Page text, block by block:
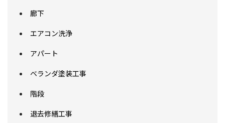
廊下
エアコン洗浄
アパート
ベランダ塗装工事
階段
退去修繕工事